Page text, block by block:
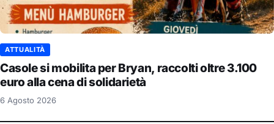
ATTUALITÀ
Casole si mobilita per Bryan, raccolti oltre 3.100
euro alla cena di solidarietà
6 Agosto 2026